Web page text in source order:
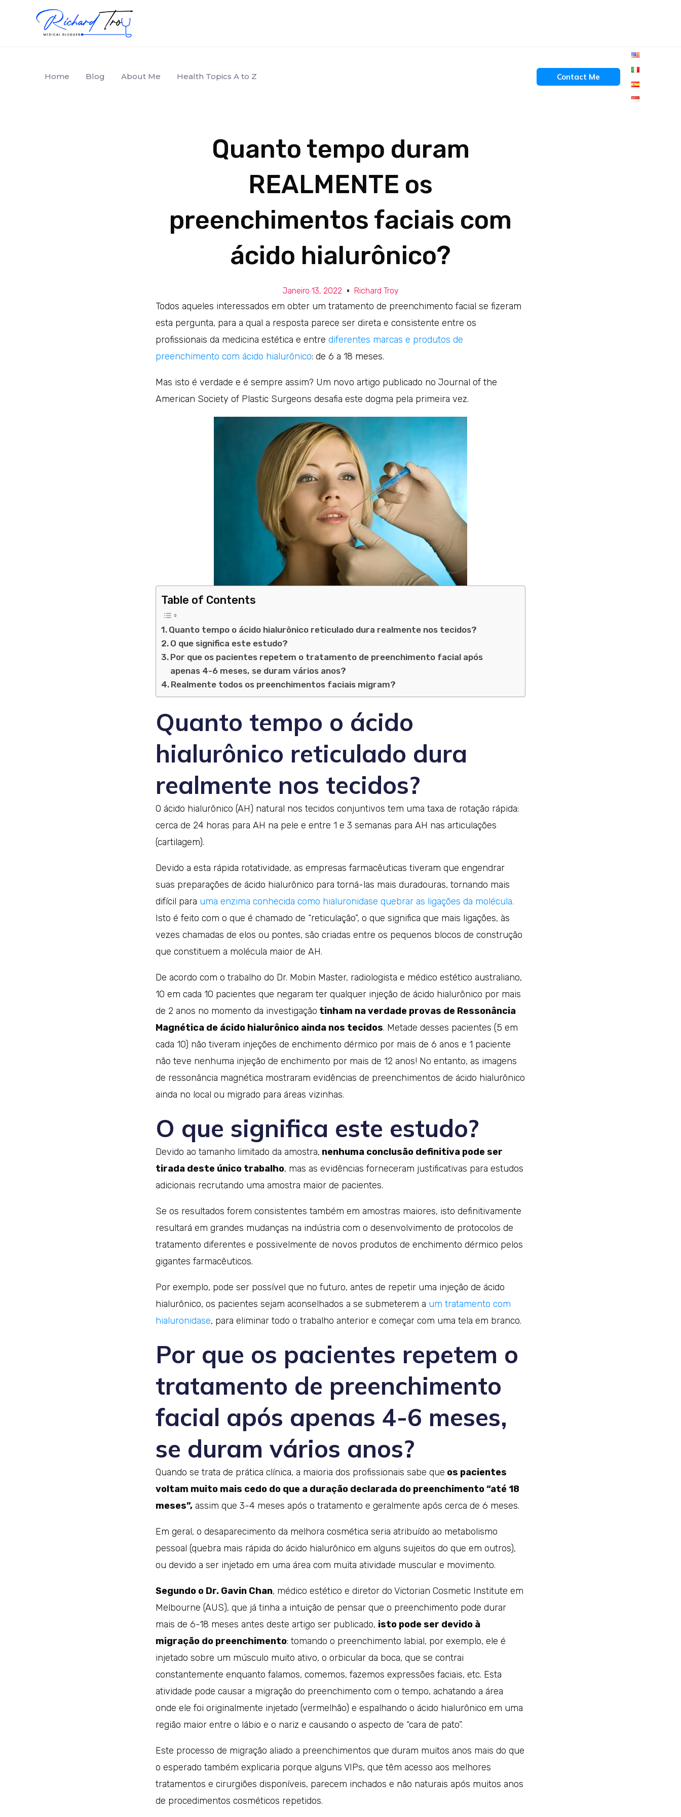
Home Blog About Me Health Topics A to Z Contact Me
Quanto tempo duram
REALMENTE os
preenchimentos faciais com
ácido hialurônico?
Janeiro 13, 2022 Richard Troy
Todos aqueles interessados em obter um tratamento de preenchimento facial se fizeram
esta pergunta, para a qual a resposta parece ser direta e consistente entre os
profissionais da medicina estética e entre diferentes marcas e produtos de
preenchimento com ácido hialurônico: de 6 a 18 meses.
Mas isto é verdade e é sempre assim? Um novo artigo publicado no Journal of the
American Society of Plastic Surgeons desafia este dogma pela primeira vez.
Table of Contents
Quanto tempo o ácido hialurônico reticulado dura realmente nos tecidos?
O que significa este estudo?
Por que os pacientes repetem o tratamento de preenchimento facial após
apenas 4-6 meses, se duram vários anos?
Realmente todos os preenchimentos faciais migram?
Quanto tempo o ácido
hialurônico reticulado dura
realmente nos tecidos?
O ácido hialurônico (AH) natural nos tecidos conjuntivos tem uma taxa de rotação rápida:
cerca de 24 horas para AH na pele e entre 1 e 3 semanas para AH nas articulações
(cartilagem).
Devido a esta rápida rotatividade, as empresas farmacêuticas tiveram que engendrar
suas preparações de ácido hialurônico para torná-las mais duradouras, tornando mais
difícil para uma enzima conhecida como hialuronidase quebrar as ligações da molécula.
Isto é feito com o que é chamado de “reticulação”, o que significa que mais ligações, às
vezes chamadas de elos ou pontes, são criadas entre os pequenos blocos de construção
que constituem a molécula maior de AH.
De acordo com o trabalho do Dr. Mobin Master, radiologista e médico estético australiano,
10 em cada 10 pacientes que negaram ter qualquer injeção de ácido hialurônico por mais
de 2 anos no momento da investigação tinham na verdade provas de Ressonância
Magnética de ácido hialurônico ainda nos tecidos. Metade desses pacientes (5 em
cada 10) não tiveram injeções de enchimento dérmico por mais de 6 anos e 1 paciente
não teve nenhuma injeção de enchimento por mais de 12 anos! No entanto, as imagens
de ressonância magnética mostraram evidências de preenchimentos de ácido hialurônico
ainda no local ou migrado para áreas vizinhas.
O que significa este estudo?
Devido ao tamanho limitado da amostra, nenhuma conclusão definitiva pode ser
tirada deste único trabalho, mas as evidências forneceram justificativas para estudos
adicionais recrutando uma amostra maior de pacientes.
Se os resultados forem consistentes também em amostras maiores, isto definitivamente
resultará em grandes mudanças na indústria com o desenvolvimento de protocolos de
tratamento diferentes e possivelmente de novos produtos de enchimento dérmico pelos
gigantes farmacêuticos.
Por exemplo, pode ser possível que no futuro, antes de repetir uma injeção de ácido
hialurônico, os pacientes sejam aconselhados a se submeterem a um tratamento com
hialuronidase, para eliminar todo o trabalho anterior e começar com uma tela em branco.
Por que os pacientes repetem o
tratamento de preenchimento
facial após apenas 4-6 meses,
se duram vários anos?
Quando se trata de prática clínica, a maioria dos profissionais sabe que os pacientes
voltam muito mais cedo do que a duração declarada do preenchimento “até 18
meses”, assim que 3-4 meses após o tratamento e geralmente após cerca de 6 meses.
Em geral, o desaparecimento da melhora cosmética seria atribuído ao metabolismo
pessoal (quebra mais rápida do ácido hialurônico em alguns sujeitos do que em outros),
ou devido a ser injetado em uma área com muita atividade muscular e movimento.
Segundo o Dr. Gavin Chan, médico estético e diretor do Victorian Cosmetic Institute em
Melbourne (AUS), que já tinha a intuição de pensar que o preenchimento pode durar
mais de 6-18 meses antes deste artigo ser publicado, isto pode ser devido à
migração do preenchimento: tomando o preenchimento labial, por exemplo, ele é
injetado sobre um músculo muito ativo, o orbicular da boca, que se contrai
constantemente enquanto falamos, comemos, fazemos expressões faciais, etc. Esta
atividade pode causar a migração do preenchimento com o tempo, achatando a área
onde ele foi originalmente injetado (vermelhão) e espalhando o ácido hialurônico em uma
região maior entre o lábio e o nariz e causando o aspecto de “cara de pato”.
Este processo de migração aliado a preenchimentos que duram muitos anos mais do que
o esperado também explicaria porque alguns VIPs, que têm acesso aos melhores
tratamentos e cirurgiões disponíveis, parecem inchados e não naturais após muitos anos
de procedimentos cosméticos repetidos.